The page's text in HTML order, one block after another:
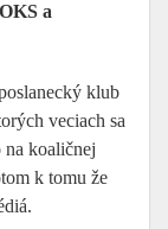
a
klub
veciach sa
na koaličnej
k tomu že